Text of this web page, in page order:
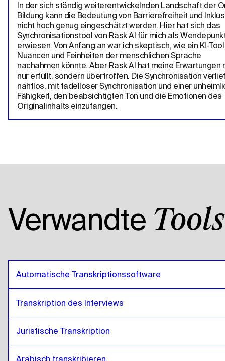
In der sich ständig weiterentwickelnden Landschaft der
Bildung kann die Bedeutung von Barrierefreiheit und
nicht hoch genug eingeschätzt werden. Hier hat sich das
Synchronisationstool von Rask AI für mich als
erwiesen. Von Anfang an war ich skeptisch, wie ein KI-
Nuancen und Feinheiten der menschlichen Sprache
nachahmen könnte. Aber Rask AI hat meine Erwartungen
nur erfüllt, sondern übertroffen. Die Synchronisation
nahtlos, mit tadelloser Synchronisation und einer
Fähigkeit, den beabsichtigten Ton und die Emotionen des
Originalinhalts einzufangen.
Verwandte Tools
Automatische Transkriptionssoftware
Transkription des Interviews
Juristische Transkription
Arabisch transkribieren